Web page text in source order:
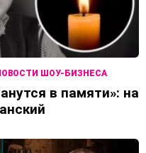
ШОУ-БИЗНЕСА
в памяти»: на